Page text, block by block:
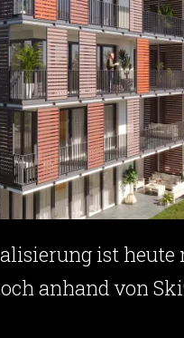
ist
anhand von